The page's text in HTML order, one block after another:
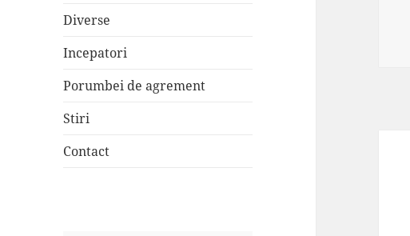
Diverse
Incepatori
Porumbei de agrement
Stiri
Contact